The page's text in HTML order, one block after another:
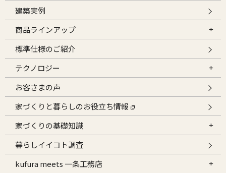
建築実例
商品ラインアップ
標準仕様のご紹介
テクノロジー
お客さまの声
家づくりと暮らしのお役立ち情報
家づくりの基礎知識
暮らしイイコト調査
kufura meets 一条工務店